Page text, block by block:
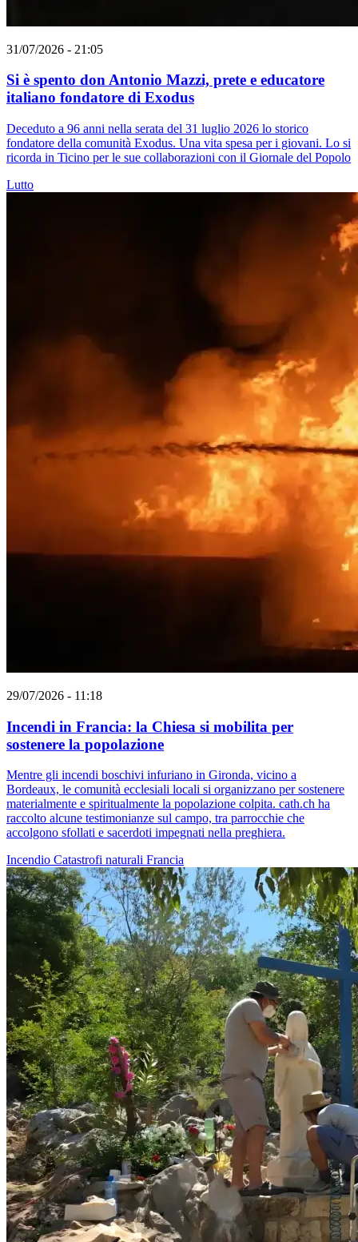
31/07/2026 - 21:05
Si è spento don Antonio Mazzi, prete e educatore
italiano fondatore di Exodus
Deceduto a 96 anni nella serata del 31 luglio 2026 lo storico
fondatore della comunità Exodus. Una vita spesa per i giovani. Lo si
ricorda in Ticino per le sue collaborazioni con il Giornale del Popolo
Lutto
29/07/2026 - 11:18
Incendi in Francia: la Chiesa si mobilita per
sostenere la popolazione
Mentre gli incendi boschivi infuriano in Gironda, vicino a
Bordeaux, le comunità ecclesiali locali si organizzano per sostenere
materialmente e spiritualmente la popolazione colpita. cath.ch ha
raccolto alcune testimonianze sul campo, tra parrocchie che
accolgono sfollati e sacerdoti impegnati nella preghiera.
Incendio Catastrofi naturali Francia